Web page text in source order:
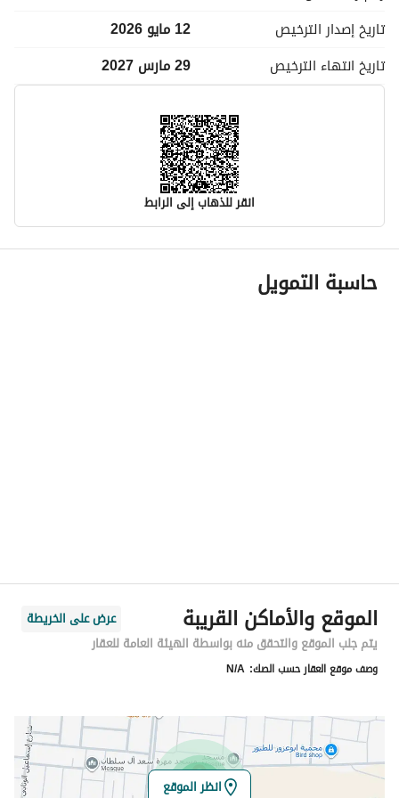
تاريخ إصدار الترخيص
12 مايو 2026
تاريخ انتهاء الترخيص 29 مارس 2027
انقر للذهاب إلى الرابط
معلومات مسؤول الإعلان
اسم المسؤول
رقم المبنى
2208
الرقم الاضافي
خط العرض
24.545017118786507
خط الطول
46.52333511930288
حاسبة التمويل
الموقع والأماكن القريبة
عرض على الخريطة
يتم جلب الموقع والتحقق منه بواسطة الهيئة العامة للعقار
وصف موقع العقار حسب الصك: N/A
انظر الموقع